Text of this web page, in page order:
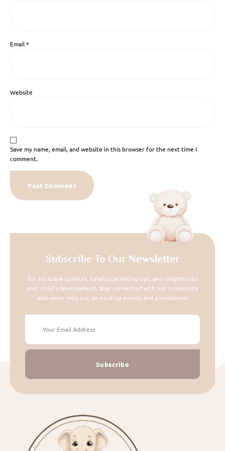
Email*
Website
Save my name, email, and website in this browser for the next time I
comment.
Subscribe To Our Newsletter
For exclusive updates, helpful parenting tips, and insights into
your child's development. Stay connected with our community
and never miss out on exciting events and promotions!
Subscribe